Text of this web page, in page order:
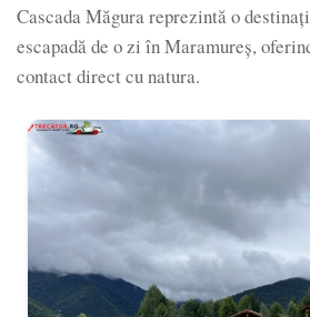
Cascada Măgura reprezintă o
escapadă de o zi în Maramureș,
contact direct cu natura.